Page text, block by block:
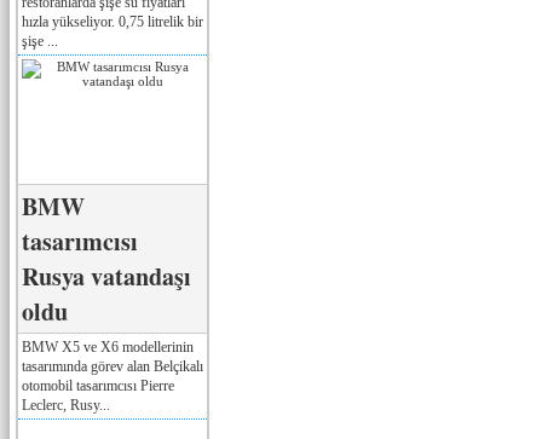
hızla yükseliyor. 0,75 litrelik bir
şişe ...
BMW
tasarımcısı
Rusya vatandaşı
oldu
BMW X5 ve X6 modellerinin
tasarımında görev alan Belçikalı
otomobil tasarımcısı Pierre
Leclerc, Rusy...